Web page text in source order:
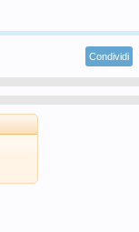
Condividi